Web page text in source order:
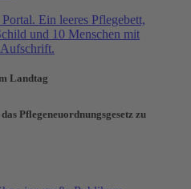
Landtag
Pflegeneuordnungsgesetz zu